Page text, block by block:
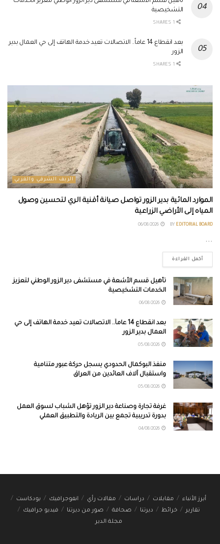
التشخيصية
بعد انقطاع 14 عاماً.. الاتصالات تعيد خدمة الهاتف إلى حي العمال بدير
الزور
الريف الشرقي والغربي
الموارد المائية بدير الزور تواصل صيانة أقنية الري لتحسين وصول
المياه إلى الأراضي الزراعية
BY EDITORIAL BOARD
...
أكمل القراءة
تأهيل قسم الأشعة في مستشفى دير الزور الوطني لتعزيز
الخدمات التشخيصية
بعد انقطاع 14 عاماً.. الاتصالات تعيد خدمة الهاتف إلى حي
العمال بدير الزور
منفذ البوكمال الحدودي يسجل حركة عبور متنامية
واستقبال آلاف العائدين من العراق
غرفة تجارة وصناعة دير الزور تؤهل الشباب لسوق العمل
بدورة تدريبية تجمع بين الريادة والتطبيق العملي
أبرز الأنباء مقابلات دراسات مقالات رأي انفوجرافيك
بودكاست
تقارير
خرائط ديرتنا صحافة صور من ديرتنا
فيديو جرافيك
مجلة الدير